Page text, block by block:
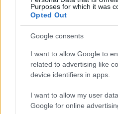
Purposes for which it was
Opted Out
Google consents
I want to allow Google to
related to advertising like
device identifiers in apps.
I want to allow my user
Google for online